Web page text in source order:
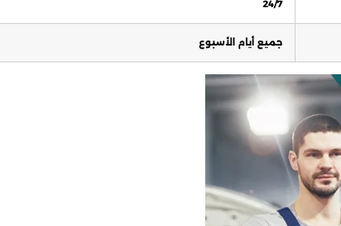
24/7
جميع أيام الأسبوع